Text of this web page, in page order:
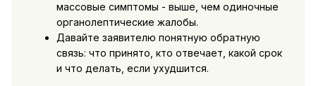
массовые симптомы - выше, чем одиночные
органолептические жалобы.
Давайте заявителю понятную обратную
связь: что принято, кто отвечает, какой срок
и что делать, если ухудшится.